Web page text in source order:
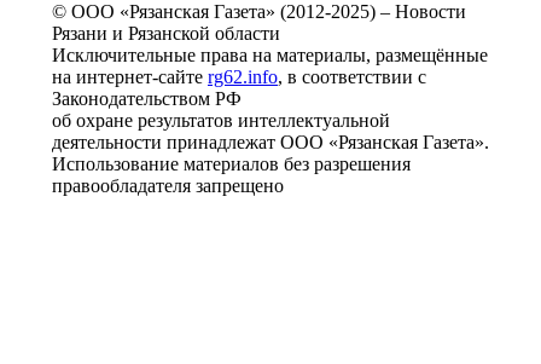
© ООО «Рязанская Газета» (2012-2025) – Новости
Рязани и Рязанской области
Исключительные права на материалы, размещённые
на интернет-сайте rg62.info, в соответствии с
Законодательством РФ
об охране результатов интеллектуальной
деятельности принадлежат ООО «Рязанская Газета».
Использование материалов без разрешения
правообладателя запрещено